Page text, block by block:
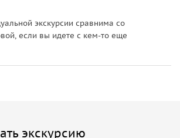
экскурсии сравнима со
если вы идете с кем-то еще
экскурсию